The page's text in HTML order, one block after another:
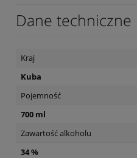
Dane techniczne
Kraj
Kuba
Pojemność
700 ml
Zawartość alkoholu
34 %